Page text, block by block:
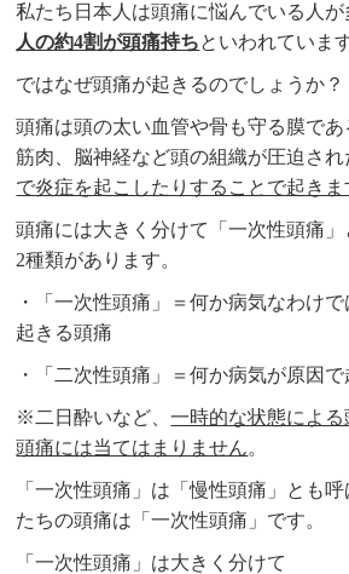
私たち日本人は頭痛に悩んでいる人
人の約4割が頭痛持ちといわれています
ではなぜ頭痛が起きるのでしょうか？
頭痛は頭の太い血管や骨も守る膜で
筋肉、脳神経など頭の組織が圧迫さ
で炎症を起こしたりすることで起きま
頭痛には大きく分けて「一次性頭痛
2種類があります。
・「一次性頭痛」＝何か病気なわけ
起きる頭痛
・「二次性頭痛」＝何か病気が原因
※二日酔いなど、一時的な状態によ
頭痛には当てはまりません。
「一次性頭痛」は「慢性頭痛」とも
たちの頭痛は「一次性頭痛」です。
「一次性頭痛」は大きく分けて